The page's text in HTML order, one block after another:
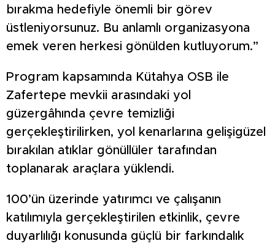
bırakma hedefiyle önemli bir görev
üstleniyorsunuz. Bu anlamlı organizasyona
emek veren herkesi gönülden kutluyorum.”
Program kapsamında Kütahya OSB ile
Zafertepe mevkii arasındaki yol
güzergâhında çevre temizliği
gerçekleştirilirken, yol kenarlarına gelişigüzel
bırakılan atıklar gönüllüler tarafından
toplanarak araçlara yüklendi.
100’ün üzerinde yatırımcı ve çalışanın
katılımıyla gerçekleştirilen etkinlik, çevre
duyarlılığı konusunda güçlü bir farkındalık